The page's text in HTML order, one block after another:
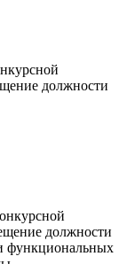
должности
должности
функциональных